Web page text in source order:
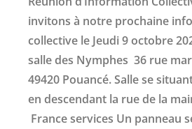
invitons à notre prochaine
collective le Jeudi 9 octobre
salle des Nymphes 36 rue
49420 Pouancé. Salle se
en descendant la rue de la
France services Un panneau